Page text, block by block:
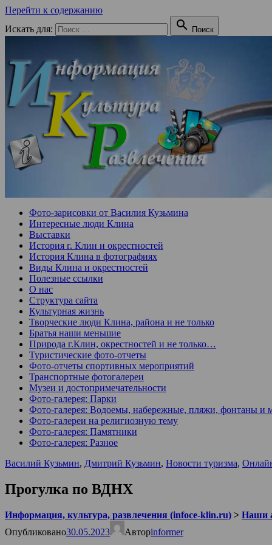
Перейти к содержанию
Искать для:
 Поиск
Фото-зарисовки от Василия Кузьмина
Интересные люди Клина
Выставки
История г. Клин и окрестностей
История Клина в фотографиях
Виды Клина и окрестностей
Полезные ссылки
О нас
Структура сайта
Культурная жизнь
Творческие люди Клина, района и не только
Братья наши меньшие
Природа г.Клин, окрестностей и не только…
Туристические фото-отчеты
Фото-отчеты спортивных мероприятий
Транспортные фотогалереи
Музеи и достопримечательности
Фото-галерея: Парки
Фото-галерея: Водоемы, набережные, пляжи, фонтаны и
Фото-галереи на религиозную тему
Фото-галерея: Памятники
Фото-галерея: Разное
Василий Кузьмин, Дмитрий Кузьмин, Новости туризма,
Прогулка по ВДНХ
Информация, культура, развлечения (infoce-klin.ru) > Наши
Опубликовано30.05.2023 Авторinformer